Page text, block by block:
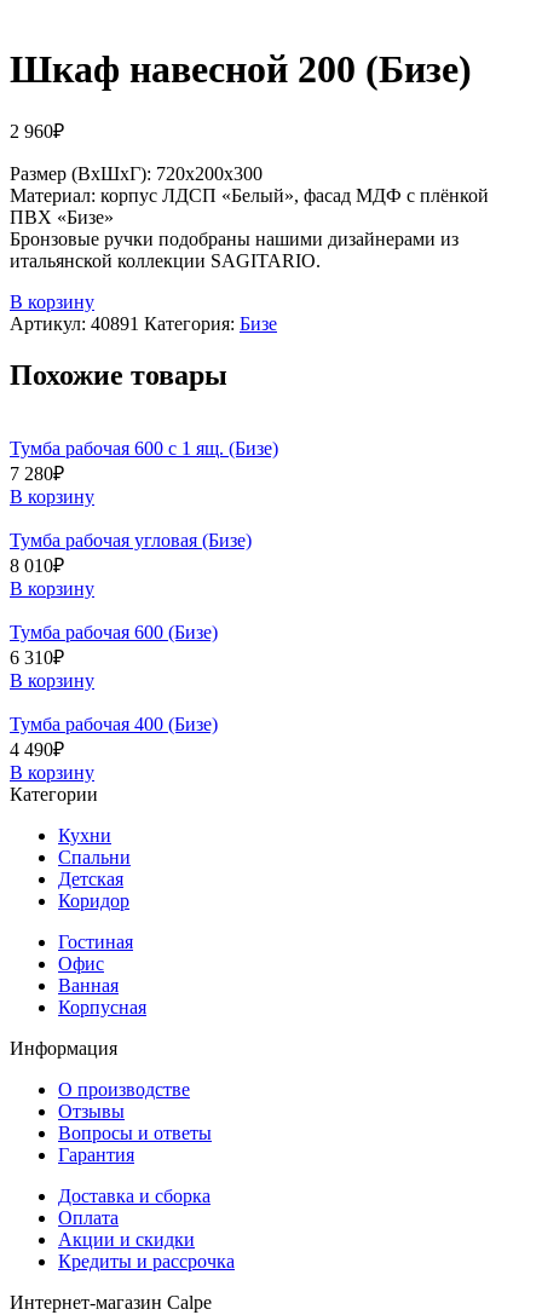
Шкаф навесной 200 (Бизе)
2 960₽
Размер (ВхШхГ): 720х200х300
Материал: корпус ЛДСП «Белый», фасад МДФ с плёнкой
ПВХ «Бизе»
Бронзовые ручки подобраны нашими дизайнерами из
итальянской коллекции SAGITARIO.
В корзину
Артикул: 40891 Категория: Бизе
Похожие товары
Тумба рабочая 600 с 1 ящ. (Бизе)
7 280₽
В корзину
Тумба рабочая угловая (Бизе)
8 010₽
В корзину
Тумба рабочая 600 (Бизе)
6 310₽
В корзину
Тумба рабочая 400 (Бизе)
4 490₽
В корзину
Категории
Кухни
Спальни
Детская
Коридор
Гостиная
Офис
Ванная
Корпусная
Информация
О производстве
Отзывы
Вопросы и ответы
Гарантия
Доставка и сборка
Оплата
Акции и скидки
Кредиты и рассрочка
Интернет-магазин Calpe